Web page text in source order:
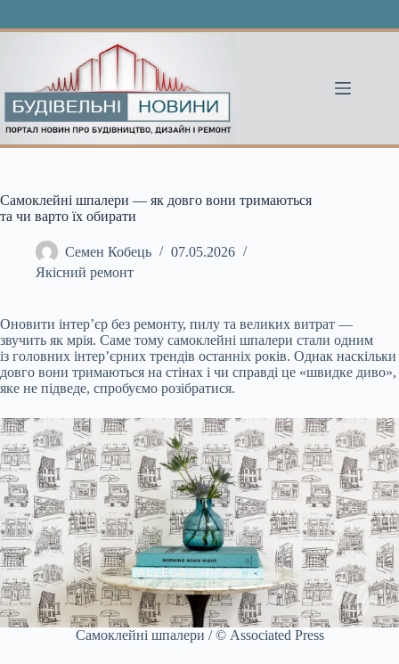
Самоклейні шпалери — як довго вони тримаються
та чи варто їх обирати
Семен Кобець
07.05.2026
Якісний ремонт
Оновити інтер’єр без ремонту, пилу та великих витрат —
звучить як мрія. Саме тому самоклейні шпалери стали одним
із головних інтер’єрних трендів останніх років. Однак наскільки
довго вони тримаються на стінах і чи справді це «швидке диво»,
яке не підведе, спробуємо розібратися.
Самоклейні шпалери / © Associated Press